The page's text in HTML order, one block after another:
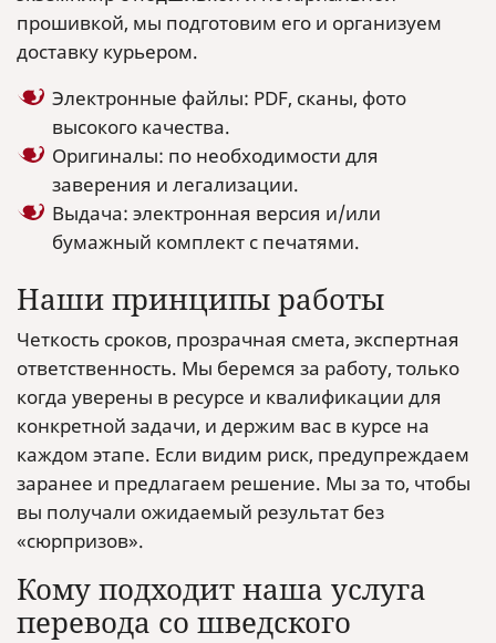
прошивкой, мы подготовим его и организуем
доставку курьером.
Электронные файлы: PDF, сканы, фото
высокого качества.
Оригиналы: по необходимости для
заверения и легализации.
Выдача: электронная версия и/или
бумажный комплект с печатями.
Наши принципы работы
Четкость сроков, прозрачная смета, экспертная
ответственность. Мы беремся за работу, только
когда уверены в ресурсе и квалификации для
конкретной задачи, и держим вас в курсе на
каждом этапе. Если видим риск, предупреждаем
заранее и предлагаем решение. Мы за то, чтобы
вы получали ожидаемый результат без
«сюрпризов».
Кому подходит наша услуга
перевода со шведского